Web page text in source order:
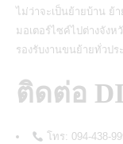
ไม่ว่าจะเป็นย้ายบ้าน ย้
มอเตอร์ไซค์ไปต่างจัง
รองรับงานขนย้ายทั่วปร
ติดต่อ
โทร: 094-438-